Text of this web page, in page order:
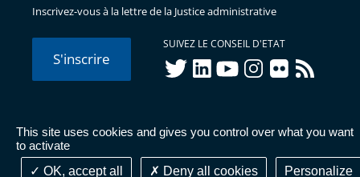
This site uses cookies and gives you control over what you want
to activate
OK, accept all
Deny all cookies Personalize
Inscrivez-vous à la lettre de la Justice administrative
S'inscrire
SUIVEZ LE CONSEIL D'ETAT
twitterlinkedInyoutubeinstagram
flickr rss
© Conseil d'État 2026 - Mentions légales
Données
personnelles-Publications administratives-Accessibilité :
partiellement conforme